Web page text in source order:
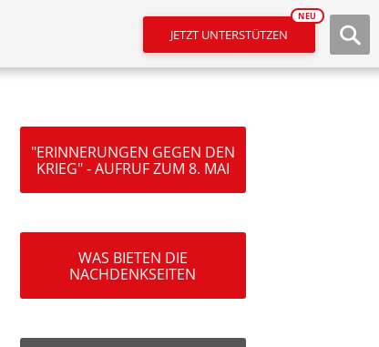
JETZT UNTERSTÜTZEN
NEU
"ERINNERUNGEN GEGEN DEN
KRIEG" - AUFRUF ZUM 8. MAI
WAS BIETEN DIE
NACHDENKSEITEN